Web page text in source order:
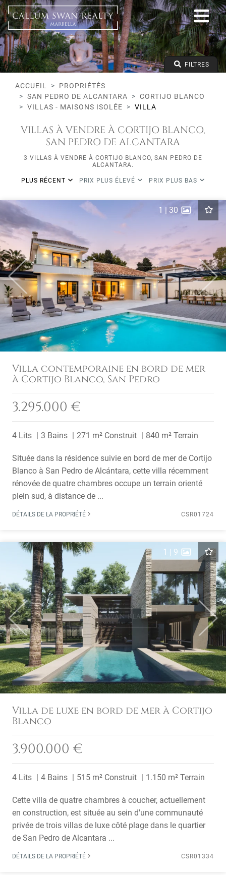
Tous les modes de vie
San Pedro de Alcantara
Cortijo Blanco
Tous les types
Prix à partir de
Prix jusqu'à
Lits minimums FILTRES
ACCUEIL
PROPRIÉTÉS
SAN PEDRO DE ALCANTARA
CORTIJO BLANCO
VILLAS - MAISONS ISOLÉE
VILLA
VILLAS À VENDRE À CORTIJO BLANCO,
SAN PEDRO DE ALCANTARA
3 VILLAS À VENDRE À CORTIJO BLANCO, SAN PEDRO DE
ALCANTARA.
PLUS RÉCENT PRIX PLUS ÉLEVÉ PRIX PLUS BAS
Previous Next
1 | 30
Villa contemporaine en bord de mer
à Cortijo Blanco, San Pedro
3.295.000 €
4 Lits 3 Bains 271 m² Construit 840 m² Terrain
Située dans la résidence suivie en bord de mer de Cortijo
Blanco à San Pedro de Alcántara, cette villa récemment
rénovée de quatre chambres occupe un terrain orienté
plein sud, à distance de ...
DÉTAILS DE LA PROPRIÉTÉ CSR01724
Previous Next
1 | 9
Villa de luxe en bord de mer à Cortijo
Blanco
3.900.000 €
4 Lits 4 Bains 515 m² Construit 1.150 m² Terrain
Cette villa de quatre chambres à coucher, actuellement
en construction, est située au sein d'une communauté
privée de trois villas de luxe côté plage dans le quartier
de San Pedro de Alcantara ...
DÉTAILS DE LA PROPRIÉTÉ CSR01334